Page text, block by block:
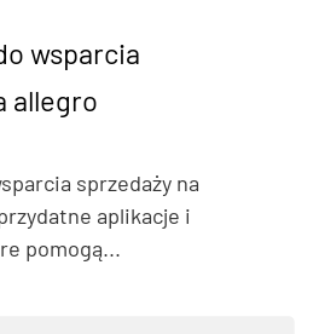
wsparcia
allegro
sprzedaży na
aplikacje i
pomogą...